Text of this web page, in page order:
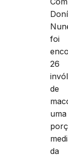
foi
26
de
uma
da